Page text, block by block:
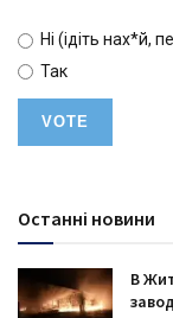
Ні (ідіть нах*й,
Так
Останні новини
В